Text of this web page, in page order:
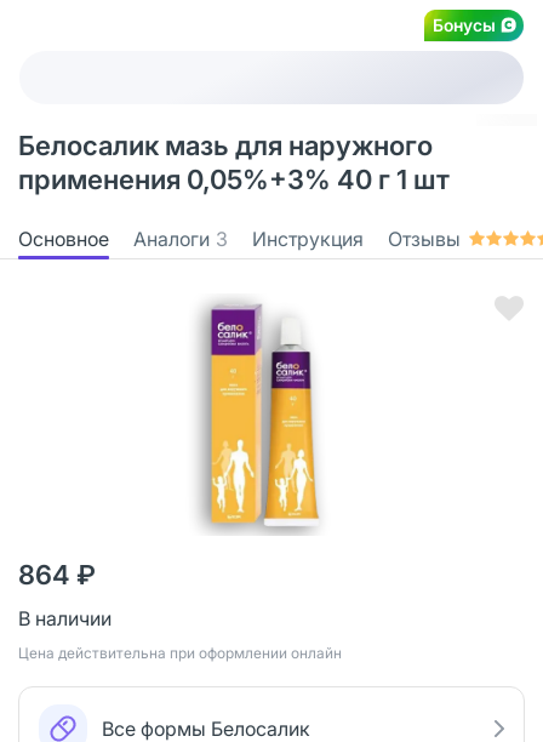
Бонусы
Белосалик мазь для наружного
применения 0,05%+3% 40 г 1 шт
Основное Аналоги 3 Инструкция Отзывы
864 ₽
В наличии
Цена действительна при оформлении онлайн
Все формы Белосалик